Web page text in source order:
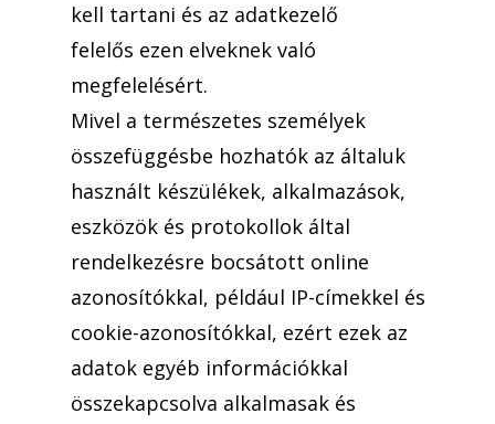
kell tartani és az adatkezelő
felelős ezen elveknek való
megfelelésért.
Mivel a természetes személyek
összefüggésbe hozhatók az általuk
használt készülékek, alkalmazások,
eszközök és protokollok által
rendelkezésre bocsátott online
azonosítókkal, például IP-címekkel és
cookie-azonosítókkal, ezért ezek az
adatok egyéb információkkal
összekapcsolva alkalmasak és